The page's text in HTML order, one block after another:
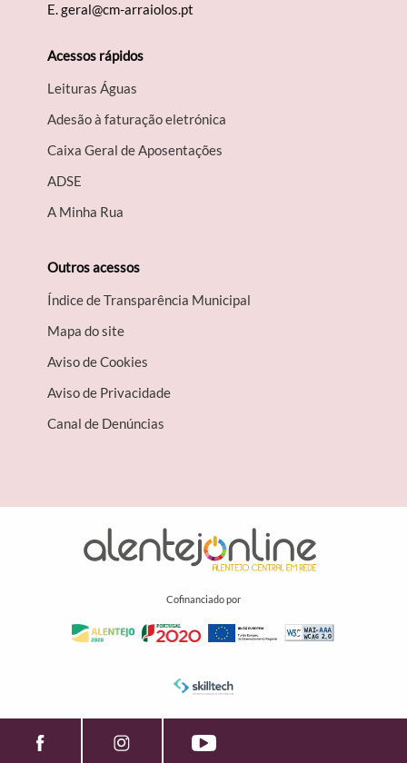
E.geral@cm-arraiolos.pt
Acessos rápidos
Leituras Águas
Adesão à faturação eletrónica
Caixa Geral de Aposentações
A​DSE
A Minha Rua
Outros acessos
Índice de Transparência Municipal
Mapa do site
Aviso de Cookies
Aviso de Privacidade
Canal de Denúncias
Cofinanciado por